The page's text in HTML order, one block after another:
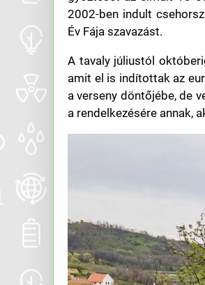
2002-ben indult
Év Fája szavazást.
A tavaly júliustól
amit el is indítottak az
a verseny döntőjébe, de
a rendelkezésére annak,